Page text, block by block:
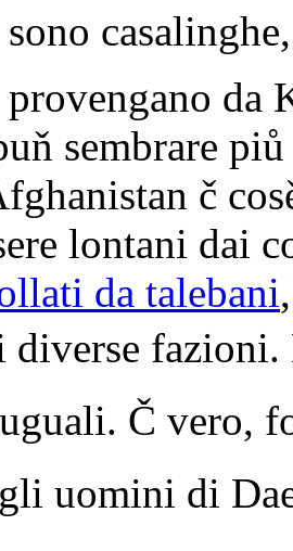
provengano
sembrare
č
lontani dai
da talebani
fazioni.
uguali. Č
uomini di